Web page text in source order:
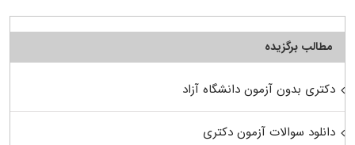
مطالب برگزیده
دکتری بدون آزمون دانشگاه آزاد
دانلود سوالات آزمون دکتری